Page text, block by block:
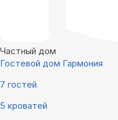
Частный дом
Гостевой дом Гармония
7 гостей
5 кроватей